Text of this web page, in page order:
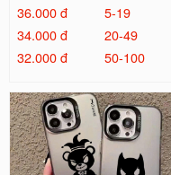
36.000 đ
5-19
34.000 đ
20-49
32.000 đ
50-100